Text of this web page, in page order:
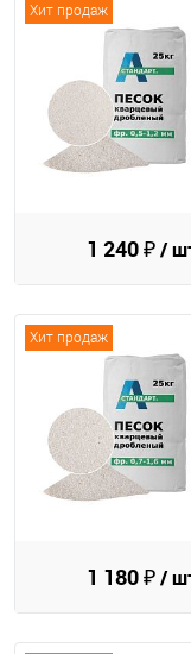
Хит продаж
1 240 ₽/
Хит продаж
1 180 ₽/